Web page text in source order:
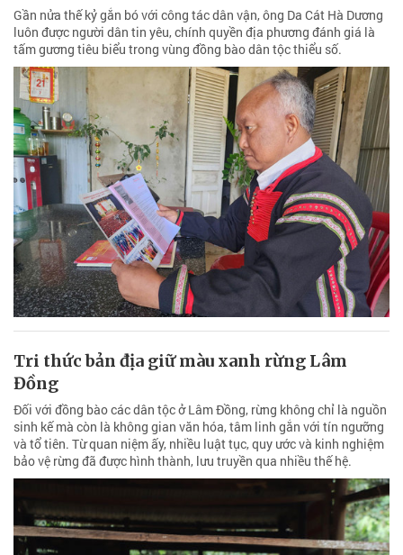
Gần nửa thế kỷ gắn bó với công tác dân vận, ông Da Cát Hà Dương
luôn được người dân tin yêu, chính quyền địa phương đánh giá là
tấm gương tiêu biểu trong vùng đồng bào dân tộc thiểu số.
Tri thức bản địa giữ màu xanh rừng Lâm
Đồng
Đối với đồng bào các dân tộc ở Lâm Đồng, rừng không chỉ là nguồn
sinh kế mà còn là không gian văn hóa, tâm linh gắn với tín ngưỡng
và tổ tiên. Từ quan niệm ấy, nhiều luật tục, quy ước và kinh nghiệm
bảo vệ rừng đã được hình thành, lưu truyền qua nhiều thế hệ.